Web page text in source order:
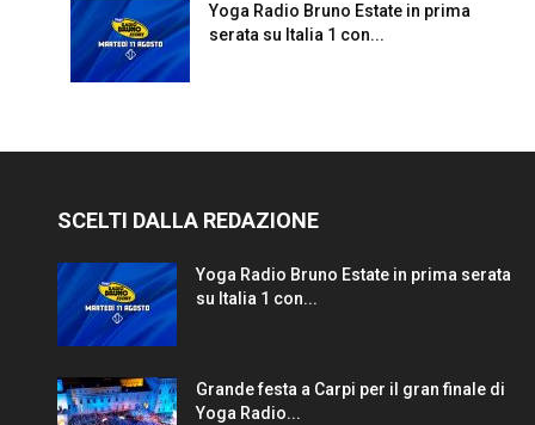
Yoga Radio Bruno Estate in prima
serata su Italia 1 con...
SCELTI DALLA REDAZIONE
Yoga Radio Bruno Estate in prima serata
su Italia 1 con...
Grande festa a Carpi per il gran finale di
Yoga Radio...